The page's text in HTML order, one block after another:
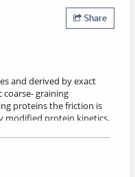
Share
and derived by exact
graining
proteins the friction is
modified protein kinetics.